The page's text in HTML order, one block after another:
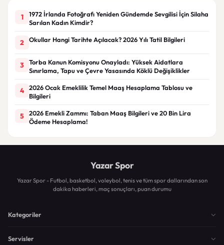
1
1972 İrlanda Fotoğrafı Yeniden Gündemde Sevgilisi İçin Silaha
Sarılan Kadın Kimdir?
2 Okullar Hangi Tarihte Açılacak? 2026 Yılı Tatil Bilgileri
3
Torba Kanun Komisyonu Onayladı: Yüksek Aidatlara
Sınırlama, Tapu ve Çevre Yasasında Köklü Değişiklikler
4
2026 Ocak Emeklilik Temel Maaş Hesaplama Tablosu ve
Bilgileri
5
2026 Emekli Zammı: Taban Maaş Bilgileri ve 20 Bin Lira
Ödeme Hesaplama!
Yazar Spor
Yazar Spor - Futbol, basketbol, voleybol, tenis ve tüm spor dallarından son
dakika haberleri, maç sonuçları, puan durumu
Kategoriler
Servisler